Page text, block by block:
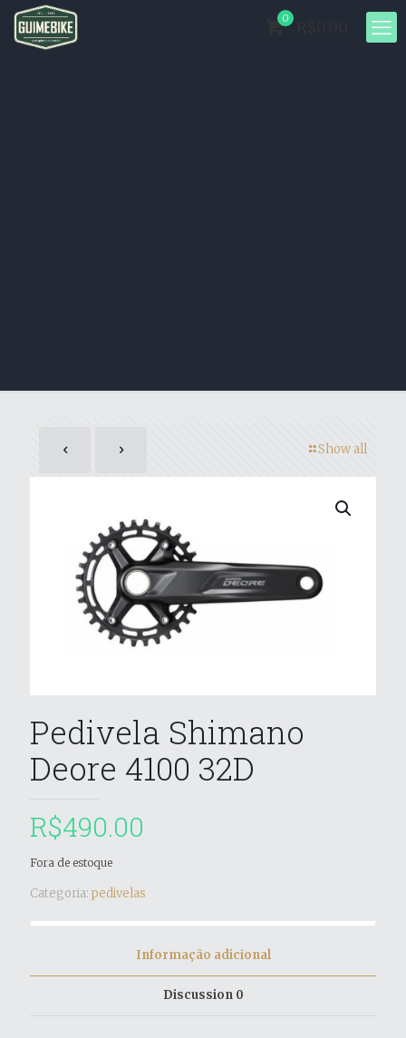
0
Show all
Pedivela Shimano
Deore 4100 32D
R$490.00
Fora de estoque
Categoria: pedivelas
Informação adicional
Discussion 0